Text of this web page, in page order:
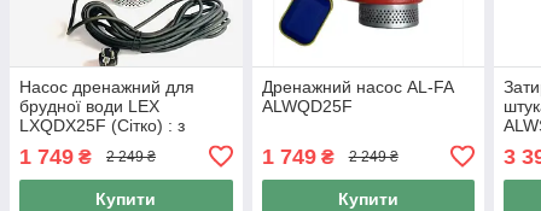
Насос дренажний для
брудної води LEX
LXQDX25F (Сітко) : з
1 749 ₴ 2 249 ₴
Купити
Дренажний насос AL-FA
ALWQD25F
1 749₴ 2 249 ₴
Купити
3